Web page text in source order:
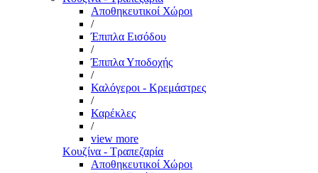
Αποθηκευτικοί Χώροι
/
Έπιπλα Εισόδου
/
Έπιπλα Υποδοχής
/
Καλόγεροι - Κρεμάστρες
/
Καρέκλες
/
view more
Κουζίνα - Τραπεζαρία
Αποθηκευτικοί Χώροι